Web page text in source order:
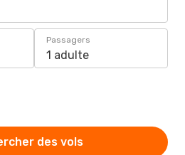
Passagers
1 adulte
des vols